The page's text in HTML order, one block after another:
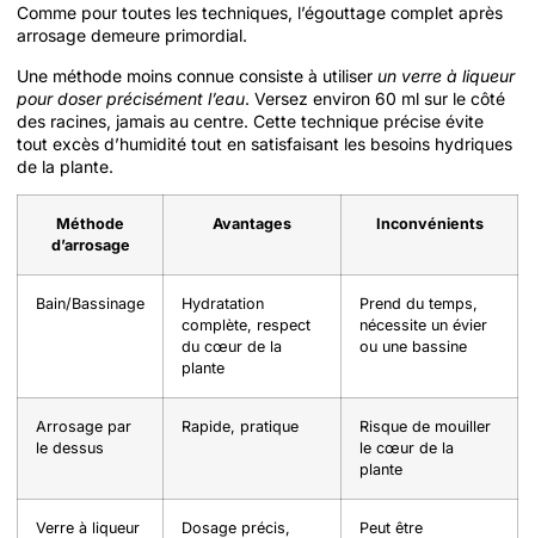
Comme pour toutes les techniques, l’égouttage complet après
arrosage demeure primordial.
Une méthode moins connue consiste à utiliser un verre à liqueur
pour doser précisément l’eau. Versez environ 60 ml sur le côté
des racines, jamais au centre. Cette technique précise évite
tout excès d’humidité tout en satisfaisant les besoins hydriques
de la plante.
Méthode
d’arrosage
Avantages Inconvénients
Bain/Bassinage
Hydratation
complète, respect
du cœur de la
plante
Prend du temps,
nécessite un évier
ou une bassine
Arrosage par
le dessus
Rapide, pratique
Risque de mouiller
le cœur de la
plante
Verre à liqueur
Dosage précis,
Peut être